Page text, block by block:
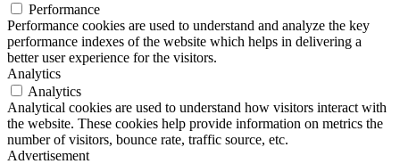
Performance
Performance cookies are used to understand and analyze the key
performance indexes of the website which helps in delivering a
better user experience for the visitors.
Analytics
Analytics
Analytical cookies are used to understand how visitors interact with
the website. These cookies help provide information on metrics the
number of visitors, bounce rate, traffic source, etc.
Advertisement